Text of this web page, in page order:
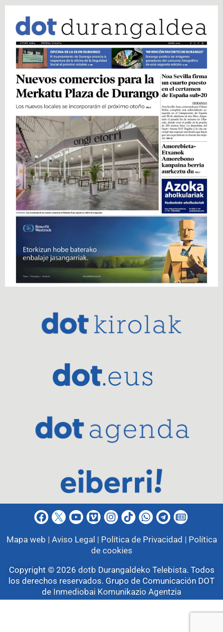
Mapa web | Aviso Legal | Política de Privacidad | Política
de cookies
Copyright © 2026 dotb Durangaldeko Telebista. Todos
los derechos reservados. Grupo de Comunicación DOT
de Inmediobai Komunikazio Agentzia